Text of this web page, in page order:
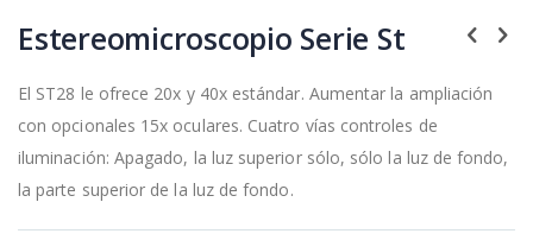
to
the
of
images
gallery
Estereomicroscopio Serie St
El ST28 le ofrece 20x y 40x estándar. Aumentar la ampliación
con opcionales 15x oculares. Cuatro vías controles de
iluminación: Apagado, la luz superior sólo, sólo la luz de fondo,
la parte superior de la luz de fondo.